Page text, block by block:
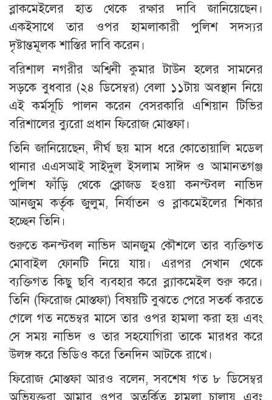
ব্লাকমেইলের হাত থেকে রক্ষার দাবি জানিয়েছেন।
একইসাথে তার ওপর হামলাকারী পুলিশ সদস্যর
দৃষ্টান্তমূলক শাস্তির দাবি করেন।
বরিশাল নগরীর অশ্বিনী কুমার টাউন হলের সামনের
সড়কে বুধবার (২৪ ডিসেম্বর) বেলা ১১টায় অবস্থান নিয়ে
এই কর্মসূচি পালন করেন বেসরকারি এশিয়ান টিভির
বরিশালের ব্যুরো প্রধান ফিরোজ মোস্তফা।
তিনি জানিয়েছেন, দীর্ঘ ছয় মাস ধরে কোতোয়ালি মডেল
থানার এএসআই সাইদুল ইসলাম সাঈদ ও আমানতগঞ্জ
পুলিশ ফাঁড়ি থেকে ক্লোজড হওয়া কনস্টবল নাভিদ
আনজুম কর্তৃক জুলুম, নির্যাতন ও ব্লাকমেইলের শিকার
হচ্ছেন তিনি।
শুরুতে কনস্টবল নাভিদ আনজুম কৌশলে তার ব্যক্তিগত
মোবাইল ফোনটি নিয়ে যায়। এরপর সেখান থেকে
ব্যক্তিগত কিছু ছবি ব্যবহার করে ব্ল্যাকমেইল শুরু করে।
তিনি (ফিরোজ মোস্তফা) বিষয়টি বুঝতে পেরে সতর্ক করতে
গেলে গত নভেম্বর মাসে তার ওপর হামলা করা হয় এবং
সে সময় নাভিদ ও তার সহযোগিরা তাকে মারধর করে
উলঙ্গ করে ভিডিও করে তিনদিন আটকে রাখে।
ফিরোজ মোস্তফা আরও বলেন, সবশেষ গত ৮ ডিসেম্বর